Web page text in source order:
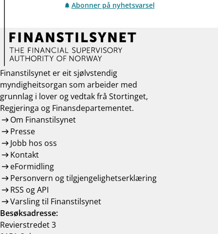
Abonner på nyhetsvarsel
Finanstilsynet er eit sjølvstendig
myndigheitsorgan som arbeider med
grunnlag i lover og vedtak frå Stortinget,
Regjeringa og Finansdepartementet.
Om Finanstilsynet
Presse
Jobb hos oss
Kontakt
eFormidling
Personvern og tilgjengelighetserklæring
RSS og API
Varsling til Finanstilsynet
Besøksadresse:
Revierstredet 3